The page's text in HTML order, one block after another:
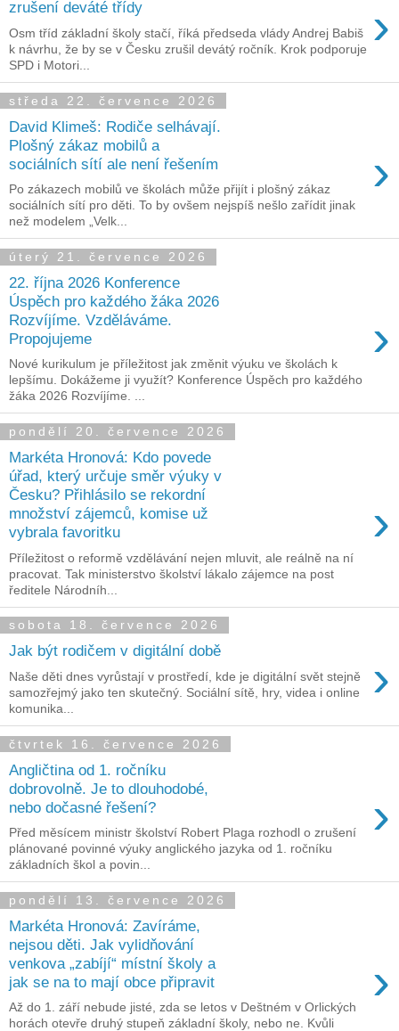
zrušení deváté třídy
›
Osm tříd základní školy stačí, říká předseda vlády Andrej Babiš
k návrhu, že by se v Česku zrušil devátý ročník. Krok podporuje
SPD i Motori...
středa 22. července 2026
David Klimeš: Rodiče selhávají.
Plošný zákaz mobilů a
sociálních sítí ale není řešením
›
Po zákazech mobilů ve školách může přijít i plošný zákaz
sociálních sítí pro děti. To by ovšem nejspíš nešlo zařídit jinak
než modelem „Velk...
úterý 21. července 2026
22. října 2026 Konference
Úspěch pro každého žáka 2026
Rozvíjíme. Vzděláváme.
Propojujeme
›
Nové kurikulum je příležitost jak změnit výuku ve školách k
lepšímu. Dokážeme ji využít? Konference Úspěch pro každého
žáka 2026 Rozvíjíme. ...
pondělí 20. července 2026
Markéta Hronová: Kdo povede
úřad, který určuje směr výuky v
Česku? Přihlásilo se rekordní
množství zájemců, komise už
vybrala favoritku
›
Příležitost o reformě vzdělávání nejen mluvit, ale reálně na ní
pracovat. Tak ministerstvo školství lákalo zájemce na post
ředitele Národníh...
sobota 18. července 2026
Jak být rodičem v digitální době ›
Naše děti dnes vyrůstají v prostředí, kde je digitální svět stejně
samozřejmý jako ten skutečný. Sociální sítě, hry, videa i online
komunika...
čtvrtek 16. července 2026
Angličtina od 1. ročníku
dobrovolně. Je to dlouhodobé,
nebo dočasné řešení?
›
Před měsícem ministr školství Robert Plaga rozhodl o zrušení
plánované povinné výuky anglického jazyka od 1. ročníku
základních škol a povin...
pondělí 13. července 2026
Markéta Hronová: Zavíráme,
nejsou děti. Jak vylidňování
venkova „zabíjí“ místní školy a
jak se na to mají obce připravit
›
Až do 1. září nebude jisté, zda se letos v Deštném v Orlických
horách otevře druhý stupeň základní školy, nebo ne. Kvůli